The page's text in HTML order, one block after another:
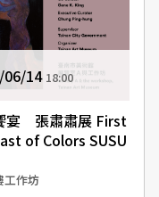
06/14 18:00
宴 張肅肅展 First
of Colors SUSU
工作坊